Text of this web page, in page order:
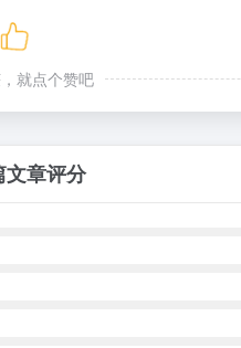
就点个赞吧
文章评分